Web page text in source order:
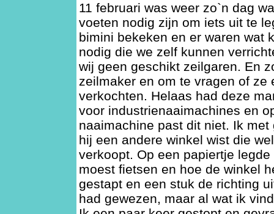
11 februari was weer zo`n dag
voeten nodig zijn om iets uit te
bimini bekeken en er waren wat
nodig die we zelf kunnen
wij geen geschikt zeilgaren. En
zeilmaker en om te vragen of ze
verkochten. Helaas had deze
voor industrienaaimachines en
naaimachine past dit niet. Ik met
hij een andere winkel wist die
verkoopt. Op een papiertje
moest fietsen en hoe de winkel
gestapt en een stuk de richting
had gewezen, maar al wat ik